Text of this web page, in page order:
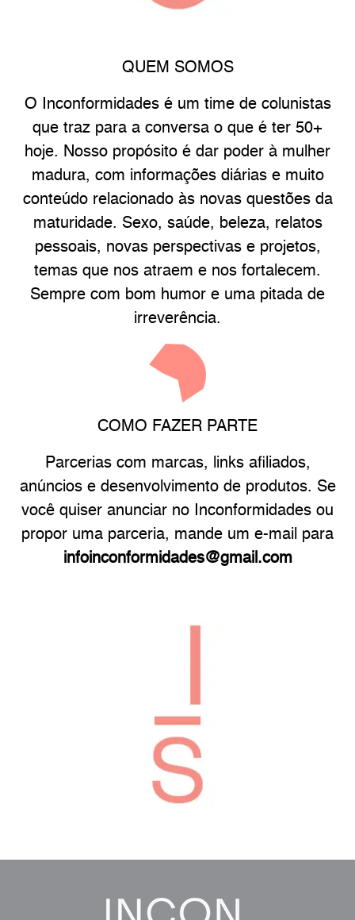
QUEM SOMOS
O Inconformidades é um time de colunistas
que traz para a conversa o que é ter 50+
hoje. Nosso propósito é dar poder à mulher
madura, com informações diárias e muito
conteúdo relacionado às novas questões da
maturidade. Sexo, saúde, beleza, relatos
pessoais, novas perspectivas e projetos,
temas que nos atraem e nos fortalecem.
Sempre com bom humor e uma pitada de
irreverência.
COMO FAZER PARTE
Parcerias com marcas, links afiliados,
anúncios e desenvolvimento de produtos. Se
você quiser anunciar no Inconformidades ou
propor uma parceria, mande um e-mail para
infoinconformidades@gmail.com